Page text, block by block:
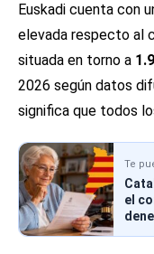
Euskadi cuenta con
elevada respecto al
situada en torno a
2026 según datos
significa que todos
Te
el